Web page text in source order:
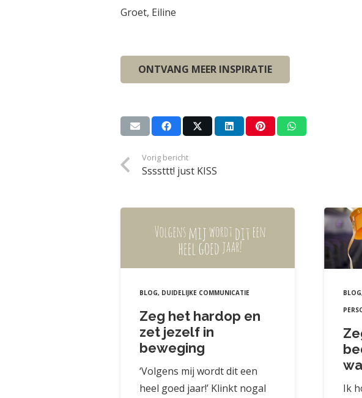
Groet, Eiline
ONTVANG MEER INSPIRATIE
Vorig bericht
Ssssttt! just KISS
BLOG, DUIDELIJKE COMMUNICATIE
Zeg het hardop en
zet jezelf in
beweging
‘Volgens mij wordt dit een
heel goed jaar!’ Klinkt nogal
BLOG
Ik